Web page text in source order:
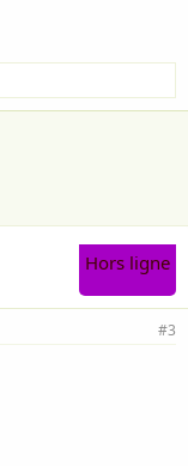
Hors ligne
#3